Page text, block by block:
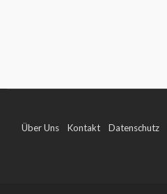
Über Uns Kontakt Datenschutz